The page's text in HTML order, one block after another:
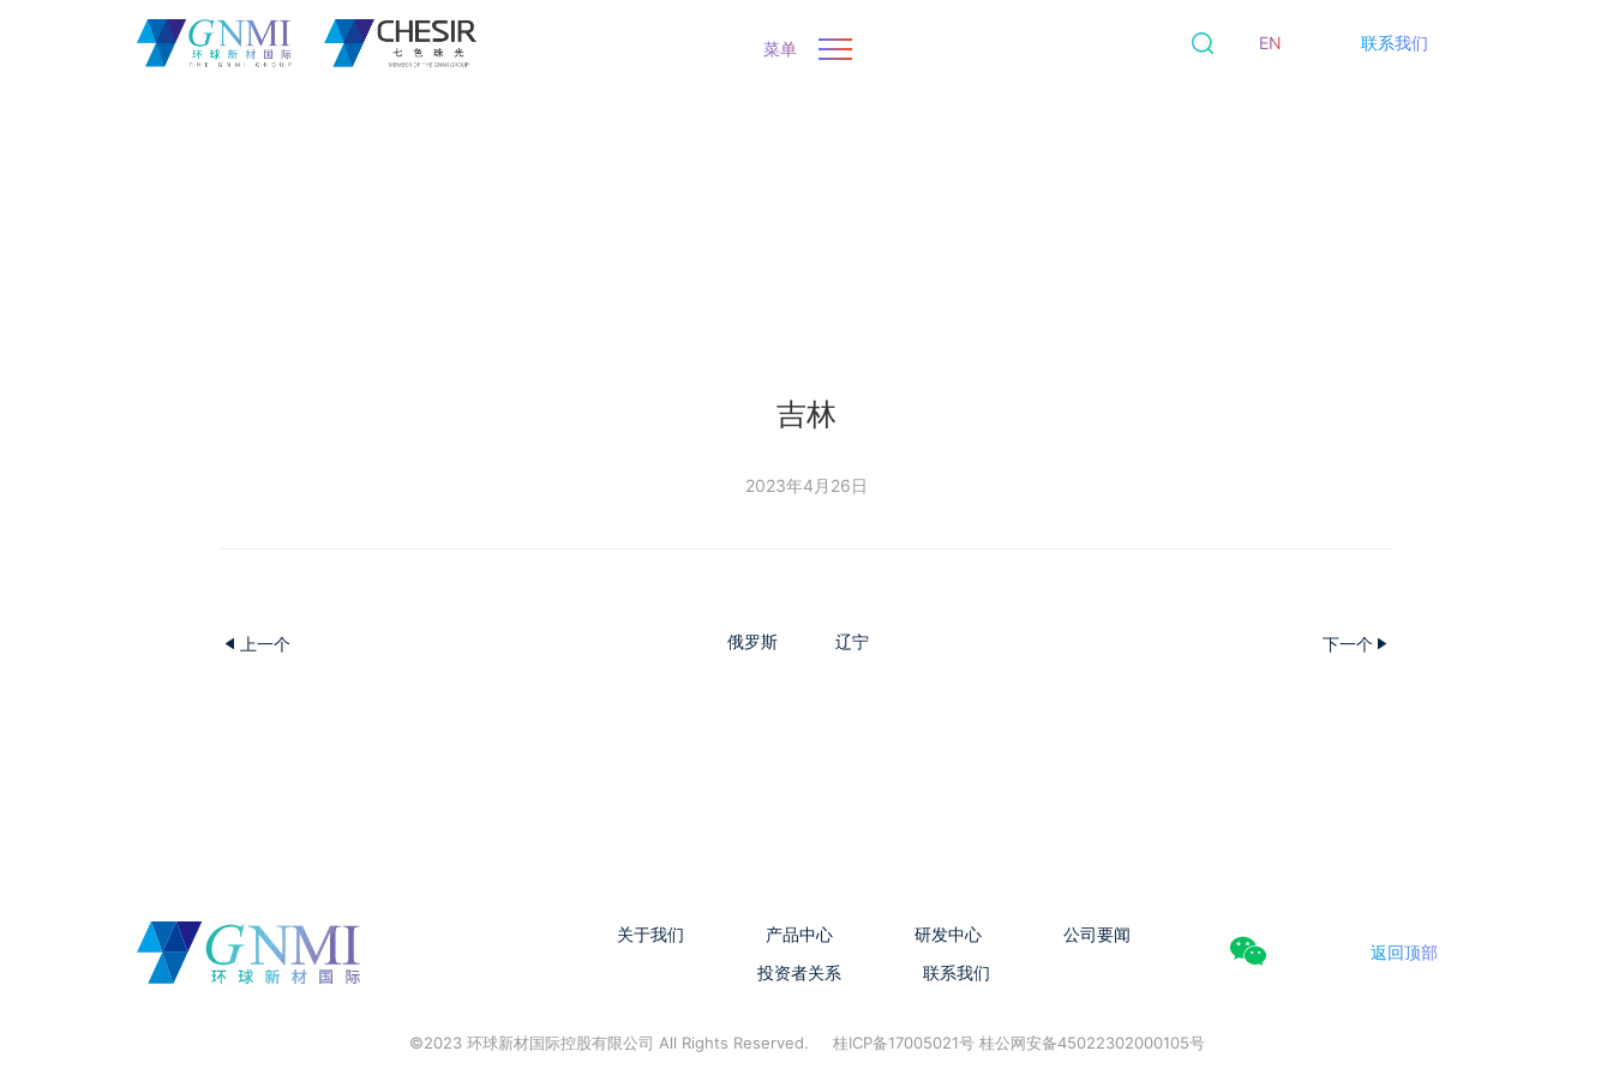
EN 联系我们
菜单
吉林
2023年4月26日
上一个 俄罗斯 辽宁 下一个
关于我们 产品中心 研发中心
公司要闻
投资者关系
联系我们
返回顶部
©2023 环球新材国际控股有限公司 All Rights Reserved. 桂ICP备17005021号 桂公网安备45022302000105号